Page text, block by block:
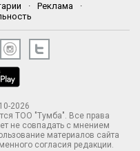
· Реклама
·
2026
ТОО "Тумба". Все права
не совпадать с мнением
материалов сайта
согласия редакции.